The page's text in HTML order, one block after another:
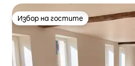
Избор на гостите
Избор на гостите